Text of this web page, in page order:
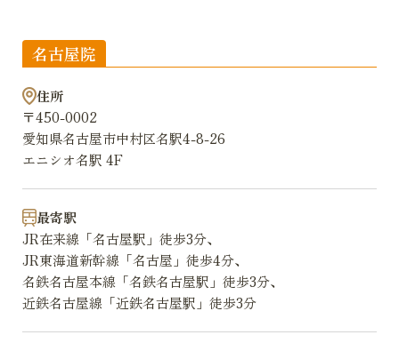
名古屋院
住所
〒450-0002
愛知県名古屋市中村区名駅4-8-26
エニシオ名駅 4F
最寄駅
JR在来線「名古屋駅」徒歩3分、
JR東海道新幹線「名古屋」徒歩4分、
名鉄名古屋本線「名鉄名古屋駅」徒歩3分、
近鉄名古屋線「近鉄名古屋駅」徒歩3分